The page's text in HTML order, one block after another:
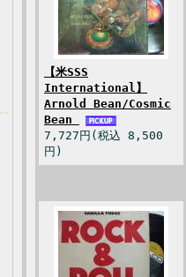
【米SSS
International】
Arnold Bean/Cosmic
Bean
7,727円(税込 8,500
円)